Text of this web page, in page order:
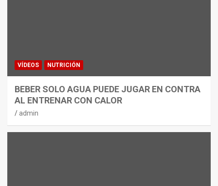
VÍDEOS NUTRICIÓN
BEBER SOLO AGUA PUEDE JUGAR EN CONTRA
AL ENTRENAR CON CALOR
admin